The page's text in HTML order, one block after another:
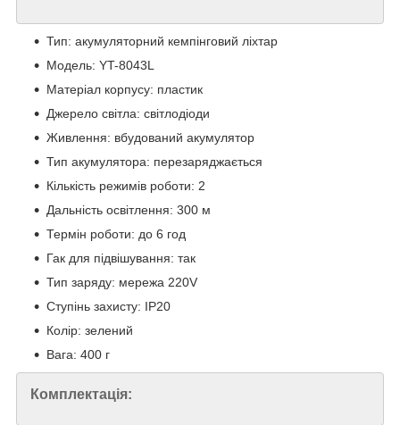
Тип: акумуляторний кемпінговий ліхтар
Модель: YT-8043L
Матеріал корпусу: пластик
Джерело світла: світлодіоди
Живлення: вбудований акумулятор
Тип акумулятора: перезаряджається
Кількість режимів роботи: 2
Дальність освітлення: 300 м
Термін роботи: до 6 год
Гак для підвішування: так
Тип заряду: мережа 220V
Ступінь захисту: IP20
Колір: зелений
Вага: 400 г
Комплектація: